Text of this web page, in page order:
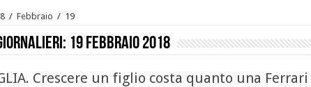
/ Febbraio / 19
19 Febbraio 2018
Crescere un figlio costa quanto una